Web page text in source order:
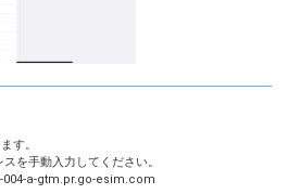
す。
を手動入力してください。
004-a-gtm.pr.go-esim.com